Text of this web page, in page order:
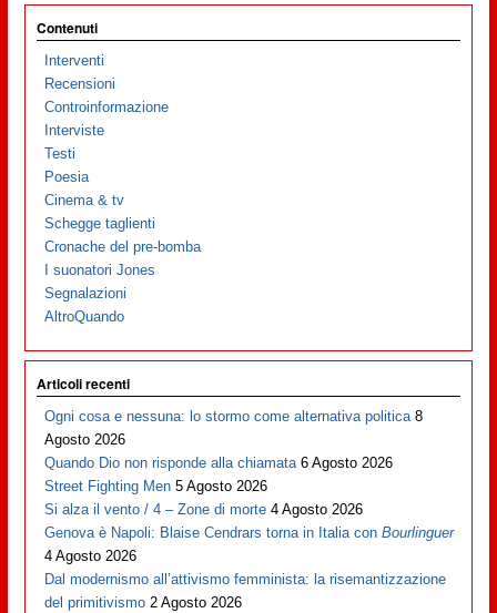
Contenuti
Interventi
Recensioni
Controinformazione
Interviste
Testi
Poesia
Cinema & tv
Schegge taglienti
Cronache del pre-bomba
I suonatori Jones
Segnalazioni
AltroQuando
Articoli recenti
Ogni cosa e nessuna: lo stormo come alternativa politica 8
Agosto 2026
Quando Dio non risponde alla chiamata 6 Agosto 2026
Street Fighting Men 5 Agosto 2026
Si alza il vento / 4 – Zone di morte 4 Agosto 2026
Genova è Napoli: Blaise Cendrars torna in Italia conBourlinguer
4 Agosto 2026
Dal modernismo all’attivismo femminista: la risemantizzazione
del primitivismo 2 Agosto 2026